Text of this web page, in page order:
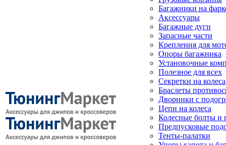
Багажники на
Аксессуары
Багажные дуги
Запасные части
Крепления для
Опоры багажника
Установочные
Полезное для всех
Секретки на колеса
Браслеты
Дворники с
Цепи на колеса
Колесные болты и
Предпусковые
Тенты-палатки